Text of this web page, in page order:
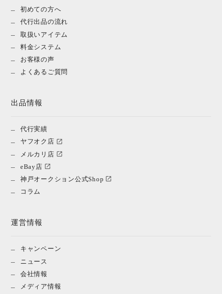
初めての方へ
代行出品の流れ
取扱いアイテム
料金システム
お客様の声
よくあるご質問
出品情報
代行実績
ヤフオク店
メルカリ店
eBay店
神戸オークション公式Shop
コラム
運営情報
キャンペーン
ニュース
会社情報
メディア情報